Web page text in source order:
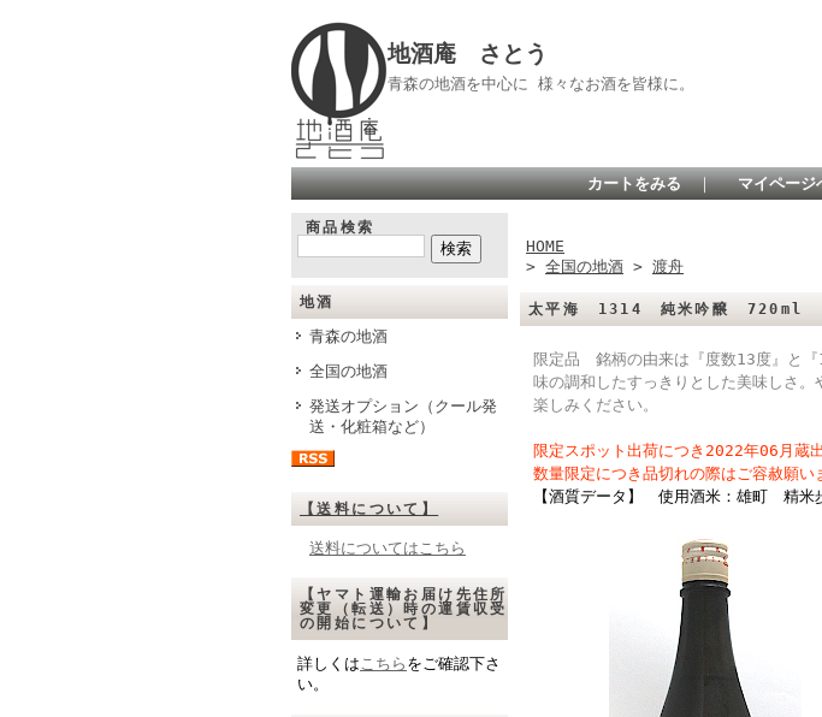
地酒庵 さとう
青森の地酒を中心に 様々なお酒を皆様に。
カートをみる ｜ マイページ
商品検索
地酒
青森の地酒
全国の地酒
発送オプション（クール発
送・化粧箱など）
【送料について】
送料についてはこちら
【ヤマト運輸お届け先住所
変更（転送）時の運賃収受
の開始について】
詳しくはこちら をご確認下さ
い。
HOME
> 全国の地酒 > 渡舟
太平海 1314 純米吟醸 720ml
限定品 銘柄の由来は『度数13度』と『
味の調和したすっきりとした美味しさ
楽しみください。
限定スポット出荷につき2022年06月蔵
数量限定につき品切れの際はご容赦願い
【酒質データ】 使用酒米：雄町 精